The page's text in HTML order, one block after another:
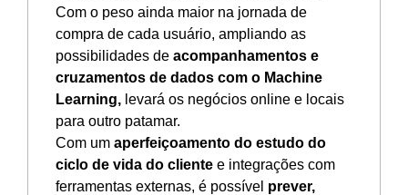
Com o peso ainda maior na jornada de
compra de cada usuário, ampliando as
possibilidades de acompanhamentos e
cruzamentos de dados com o Machine
Learning, levará os negócios online e locais
para outro patamar.
Com um aperfeiçoamento do estudo do
ciclo de vida do cliente e integrações com
ferramentas externas, é possível prever,